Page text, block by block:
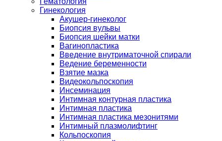
Гинекология
Акушер-гинеколог
Биопсия вульвы
Биопсия шейки матки
Вагинопластика
Введение внутриматочной спирали
Ведение беременности
Взятие мазка
Видеокольпоскопия
Инсеминация
Интимная контурная пластика
Интимная пластика
Интимная пластика мезонитями
Интимный плазмолифтинг
Кольпоскопия